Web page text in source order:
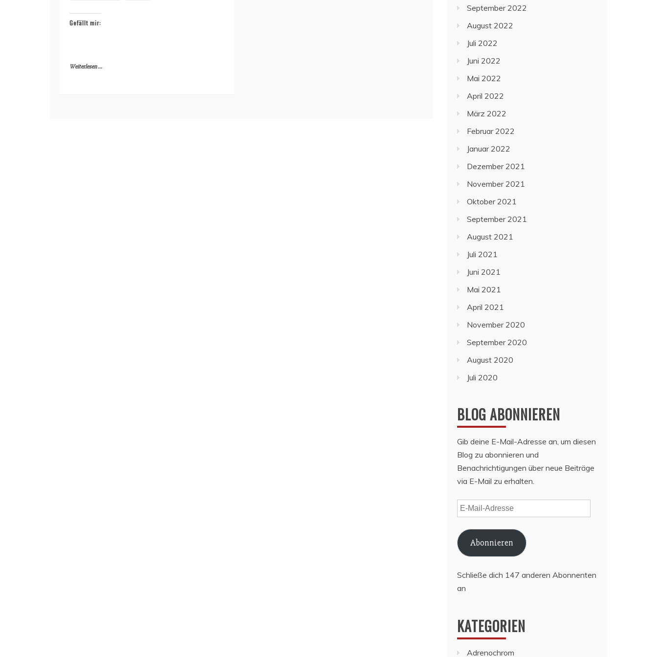
Gefällt mir:
Weiterlesen ...
September 2022
August 2022
Juli 2022
Juni 2022
Mai 2022
April 2022
März 2022
Februar 2022
Januar 2022
Dezember 2021
November 2021
Oktober 2021
September 2021
August 2021
Juli 2021
Juni 2021
Mai 2021
April 2021
November 2020
September 2020
August 2020
Juli 2020
BLOG ABONNIEREN
Gib deine E-Mail-Adresse an, um diesen
Blog zu abonnieren und
Benachrichtigungen über neue Beiträge
via E-Mail zu erhalten.
E-
Mail-
Adresse
Abonnieren
Schließe dich 147 anderen Abonnenten
an
KATEGORIEN
Adrenochrom